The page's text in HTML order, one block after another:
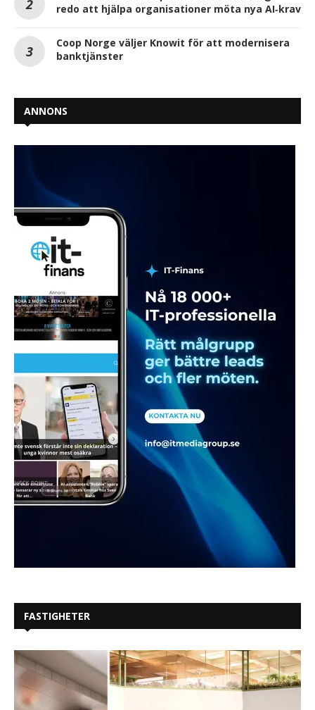
redo att hjälpa organisationer möta nya AI‑krav
Coop Norge väljer Knowit för att modernisera
banktjänster
ANNONS
FASTIGHETER